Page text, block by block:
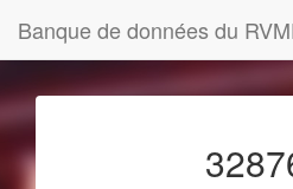
Banque de données du